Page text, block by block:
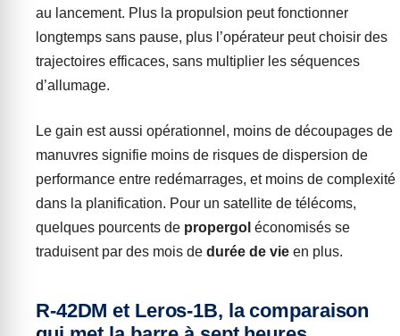
au lancement. Plus la propulsion peut fonctionner
longtemps sans pause, plus l’opérateur peut choisir des
trajectoires efficaces, sans multiplier les séquences
d’allumage.
Le gain est aussi opérationnel, moins de découpages de
manuvres signifie moins de risques de dispersion de
performance entre redémarrages, et moins de complexité
dans la planification. Pour un satellite de télécoms,
quelques pourcents de propergol économisés se
traduisent par des mois de durée de vie en plus.
R-42DM et Leros-1B, la comparaison